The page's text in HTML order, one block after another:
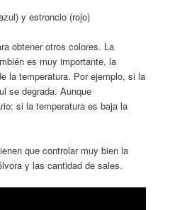
y estroncio (rojo)
obtener otros colores. La
es muy importante, la
la temperatura. Por ejemplo, si la
se degrada. Aunque
si la temperatura es baja la
que controlar muy bien la
y las cantidad de sales.